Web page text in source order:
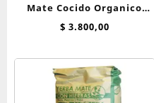
Mate Cocido Organico
Hierbas Del Oasis x 25 saq
$ 3.800,00